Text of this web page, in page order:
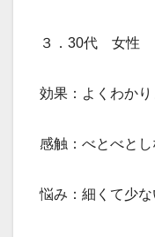
３．30代 女性
効果：よくわかり
感触：べとべとし
悩み：細くて少